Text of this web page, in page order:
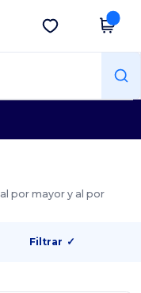
Descargar app
al por mayor y al por
Filtrar ✓